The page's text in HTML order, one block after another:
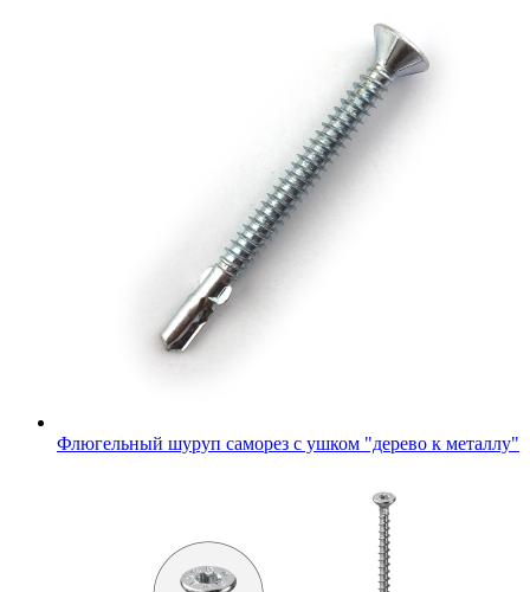
Флюгельный шуруп саморез с ушком "дерево к металлу"